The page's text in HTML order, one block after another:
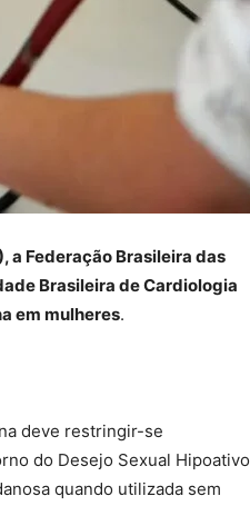
a Federação Brasileira das
Brasileira de Cardiologia
em mulheres.
deve restringir-se
do Desejo Sexual Hipoativo
quando utilizada sem